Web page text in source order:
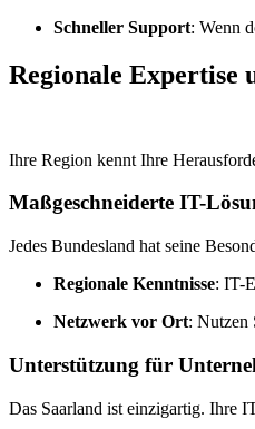
Schneller Support: Wenn
Regionale Expertise
Ihre Region kennt Ihre
Maßgeschneiderte IT-
Jedes Bundesland hat seine
Regionale Kenntnisse: IT-
Netzwerk vor Ort: Nutzen
Unterstützung für
Das Saarland ist einzigartig. Ihre